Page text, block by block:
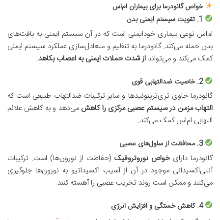
خواص گانودرما برای بیماران ام‌اس
تقویت سیستم ایمنی بدن
ام‌اس نوعی بیماری خودایمنی است که در آن سیستم ایمنی به بافت‌های
بدن حمله می‌کند. گانودرما به تنظیم و متعادل‌سازی عملکرد سیستم ایمنی
کمک می‌کند و می‌توانداز شدت حملات ایمنی به اعصاب بکاهد.
2. خاصیت ضدالتهابی قوی
گانودرما حاوی تری‌ترپنوئیدها و سایر ترکیبات ضدالتهاب طبیعی است که
التهاب مزمن در سیستم عصبی مرکزی را کاهش می‌دهد و به کاهش علائم
التهابی ام‌اس کمک می‌کند.
3. محافظت از سلول‌های عصبی
گانودرما دارایخواص نوروتروفیک (حفاظت از نورون‌ها) است. ترکیبات
آنتی‌اکسیدانی موجود در آن از آسیب اکسیداتیو به نورون‌ها جلوگیری
می‌کنند و ممکن است روند تخریب عصبی را آهسته کنند.
4. کاهش خستگی و افزایش انرژی